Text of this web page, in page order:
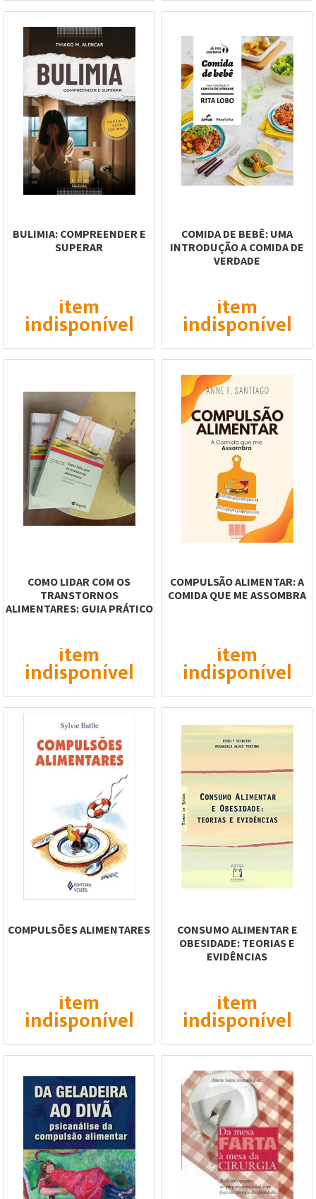
BULIMIA: COMPREENDER E
SUPERAR
item
indisponível
COMIDA DE BEBÊ: UMA
INTRODUÇÃO A COMIDA DE
VERDADE
item
indisponível
COMO LIDAR COM OS
TRANSTORNOS
ALIMENTARES: GUIA PRÁTICO
item
indisponível
COMPULSÃO ALIMENTAR: A
COMIDA QUE ME ASSOMBRA
item
indisponível
COMPULSÕES ALIMENTARES
item
indisponível
CONSUMO ALIMENTAR E
OBESIDADE: TEORIAS E
EVIDÊNCIAS
item
indisponível